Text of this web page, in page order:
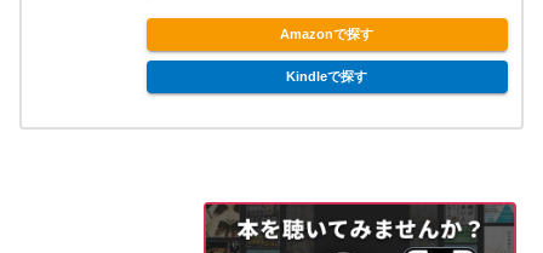
Amazonで探す
Kindleで探す